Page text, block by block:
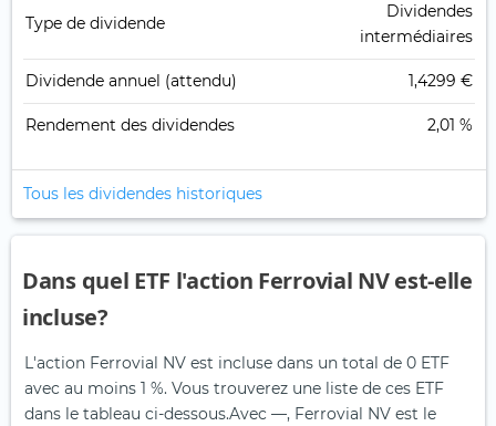
Type de dividende
Dividendes
intermédiaires
Dividende annuel (attendu) 1,4299 €
Rendement des dividendes 2,01 %
Tous les dividendes historiques
Dans quel ETF l'action Ferrovial NV est-elle
incluse?
L'action Ferrovial NV est incluse dans un total de 0 ETF
avec au moins 1 %. Vous trouverez une liste de ces ETF
dans le tableau ci-dessous.Avec —, Ferrovial NV est le